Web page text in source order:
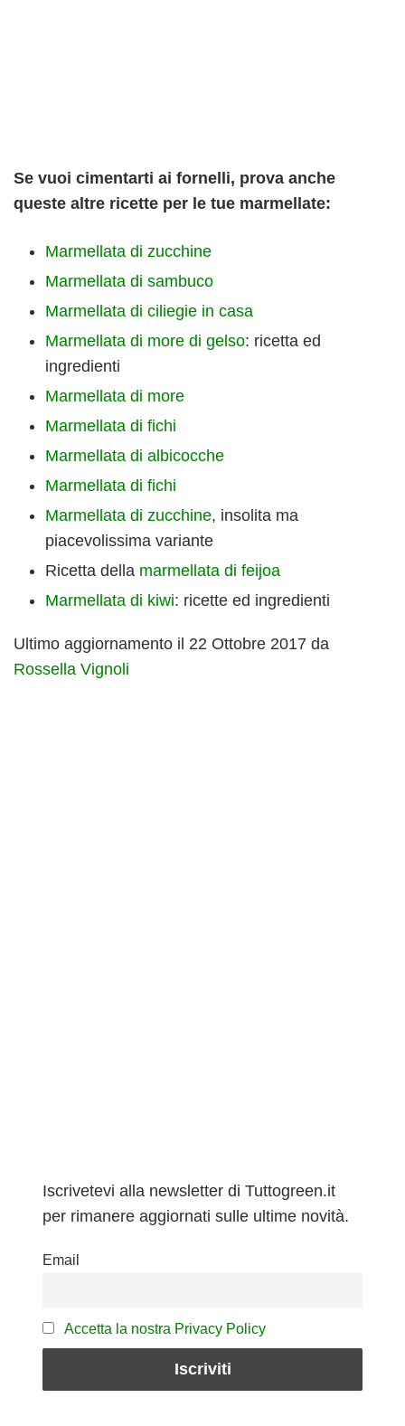
Se vuoi cimentarti ai fornelli, prova anche
queste altre ricette per le tue marmellate:
Marmellata di zucchine
Marmellata di sambuco
Marmellata di ciliegie in casa
Marmellata di more di gelso: ricetta ed
ingredienti
Marmellata di more
Marmellata di fichi
Marmellata di albicocche
Marmellata di fichi
Marmellata di zucchine, insolita ma
piacevolissima variante
Ricetta della marmellata di feijoa
Marmellata di kiwi: ricette ed ingredienti
Ultimo aggiornamento il 22 Ottobre 2017 da
Rossella Vignoli
Iscrivetevi alla newsletter di Tuttogreen.it
per rimanere aggiornati sulle ultime novità.
Email
Accetta la nostra Privacy Policy